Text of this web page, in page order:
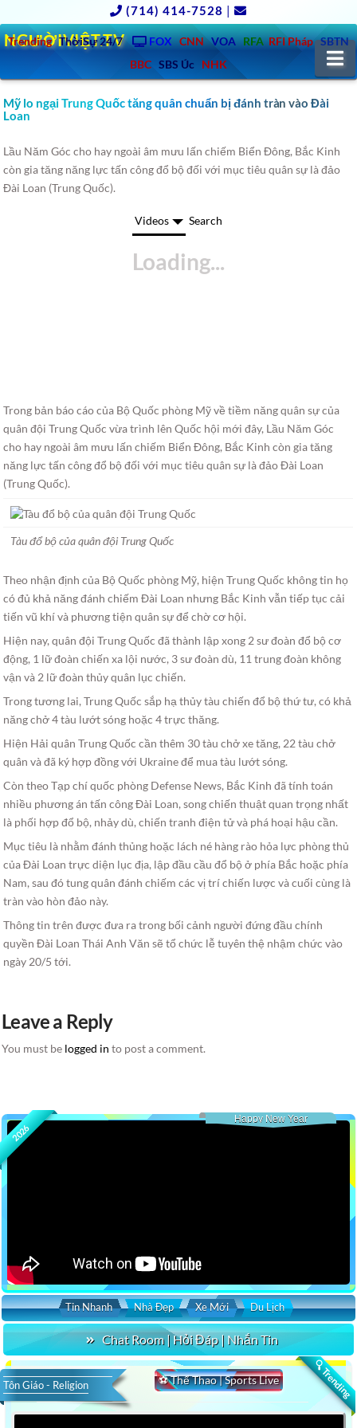
(714) 414-7528 |
Trending ThờiSự 24/7 FOX CNN VOA RFA RFI Pháp SBTN
BBC SBS Úc NHK
NGƯỜIVIỆT.TV
Mỹ lo ngại Trung Quốc tăng quân chuẩn bị đánh tràn vào Đài
Loan
Lầu Năm Góc cho hay ngoài âm mưu lấn chiếm Biển Đông, Bắc Kinh
còn gia tăng năng lực tấn công đổ bộ đối với mục tiêu quân sự là đảo
Đài Loan (Trung Quốc).
Videos Search
Trong bản báo cáo của Bộ Quốc phòng Mỹ về tiềm năng quân sự của
quân đội Trung Quốc vừa trình lên Quốc hội mới đây, Lầu Năm Góc
cho hay ngoài âm mưu lấn chiếm Biển Đông, Bắc Kinh còn gia tăng
năng lực tấn công đổ bộ đối với mục tiêu quân sự là đảo Đài Loan
(Trung Quốc).
Tàu đổ bộ của quân đội Trung Quốc
Theo nhận định của Bộ Quốc phòng Mỹ, hiện Trung Quốc không tin họ
có đủ khả năng đánh chiếm Đài Loan nhưng Bắc Kinh vẫn tiếp tục cải
tiến vũ khí và phương tiện quân sự để chờ cơ hội.
Hiện nay, quân đội Trung Quốc đã thành lập xong 2 sư đoàn đổ bộ cơ
động, 1 lữ đoàn chiến xa lội nước, 3 sư đoàn dù, 11 trung đoàn không
vận và 2 lữ đoàn thủy quân lục chiến.
Trong tương lai, Trung Quốc sắp hạ thủy tàu chiến đổ bộ thứ tư, có khả
năng chở 4 tàu lướt sóng hoặc 4 trực thăng.
Hiện Hải quân Trung Quốc cần thêm 30 tàu chở xe tăng, 22 tàu chở
quân và đã ký hợp đồng với Ukraine để mua tàu lướt sóng.
Còn theo Tạp chí quốc phòng Defense News, Bắc Kinh đã tính toán
nhiều phương án tấn công Đài Loan, song chiến thuật quan trọng nhất
là phối hợp đổ bộ, nhảy dù, chiến tranh điện tử và phá hoại hậu cần.
Mục tiêu là nhằm đánh thủng hoặc lách né hàng rào hỏa lực phòng thủ
của Đài Loan trực diện lục địa, lập đầu cầu đổ bộ ở phía Bắc hoặc phía
Nam, sau đó tung quân đánh chiếm các vị trí chiến lược và cuối cùng là
tràn vào hòn đảo này.
Thông tin trên được đưa ra trong bối cảnh người đứng đầu chính
quyền Đài Loan Thái Anh Văn sẽ tổ chức lễ tuyên thệ nhậm chức vào
ngày 20/5 tới.
Leave a Reply
You must be logged in to post a comment.
2026
Happy New Year
Tin Nhanh Nhà Đẹp Xe Mới Du Lịch
Chat Room | Hỏi Đáp | Nhắn Tin
🔍 Trending
⚽ Thể Thao | Sports Live
Tôn Giáo - Religion